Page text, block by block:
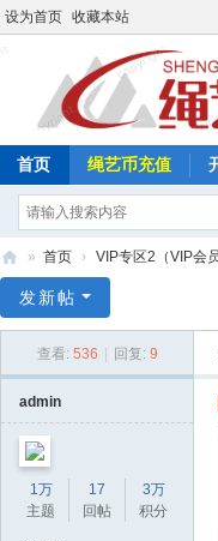
设为首页 收藏本站
首页 绳艺币充值
艺
» 首页 › VIP专区2（VIP会
发新帖
查看: 536 回复: 9
admin
1万
主题
17
回帖
3万
积分